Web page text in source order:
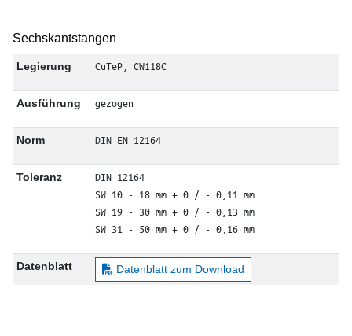
Sechskantstangen
Legierung CuTeP, CW118C
Ausführung gezogen
Norm DIN EN 12164
Toleranz
DIN 12164
SW 10 - 18 mm + 0 / - 0,11 mm
SW 19 - 30 mm + 0 / - 0,13 mm
SW 31 - 50 mm + 0 / - 0,16 mm
Datenblatt Datenblatt zum Download